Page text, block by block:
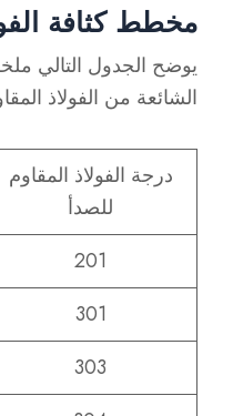
مخطط كثافة
يوضح الجدول التالي
الشائعة من الفولاذ
درجة الفولاذ المقاوم
للصدأ
201
301
303